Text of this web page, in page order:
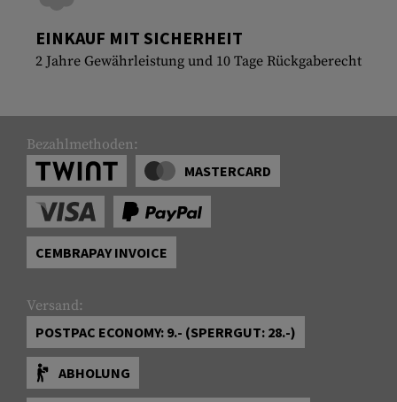
EINKAUF MIT SICHERHEIT
2 Jahre Gewährleistung und 10 Tage Rückgaberecht
Bezahlmethoden:
MASTERCARD
CEMBRAPAY INVOICE
Versand:
POSTPAC ECONOMY: 9.- (SPERRGUT: 28.-)
ABHOLUNG